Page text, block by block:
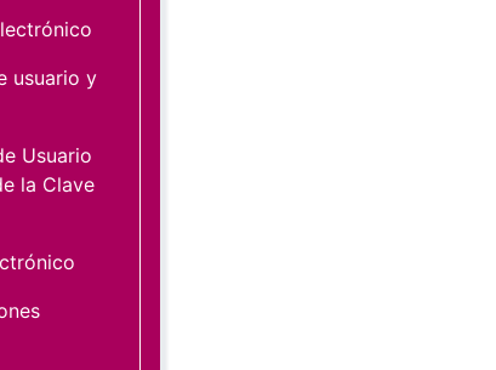
usuario y
Usuario
la Clave